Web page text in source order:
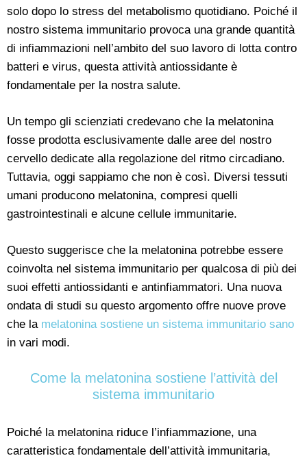
solo dopo lo stress del metabolismo quotidiano. Poiché il
nostro sistema immunitario provoca una grande quantità
di infiammazioni nell’ambito del suo lavoro di lotta contro
batteri e virus, questa attività antiossidante è
fondamentale per la nostra salute.
Un tempo gli scienziati credevano che la melatonina
fosse prodotta esclusivamente dalle aree del nostro
cervello dedicate alla regolazione del ritmo circadiano.
Tuttavia, oggi sappiamo che non è così. Diversi tessuti
umani producono melatonina, compresi quelli
gastrointestinali e alcune cellule immunitarie.
Questo suggerisce che la melatonina potrebbe essere
coinvolta nel sistema immunitario per qualcosa di più dei
suoi effetti antiossidanti e antinfiammatori. Una nuova
ondata di studi su questo argomento offre nuove prove
che la melatonina sostiene un sistema immunitario sano
in vari modi.
Come la melatonina sostiene l’attività del
sistema immunitario
Poiché la melatonina riduce l’infiammazione, una
caratteristica fondamentale dell’attività immunitaria,